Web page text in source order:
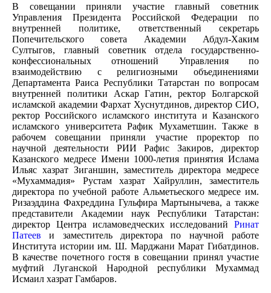
В совещании приняли участие главный советник
Управления Президента Российской Федерации по
внутренней политике, ответственный секретарь
Попечительского совета Академии Абдул-Хаким
Султыгов, главный советник отдела государственно-
конфессиональных отношений Управления по
взаимодействию с религиозными объединениями
Департамента Раиса Республики Татарстан по вопросам
внутренней политики Аскар Гатин, ректор Болгарской
исламской академии Фархат Хуснутдинов, директор СИО,
ректор Российского исламского института и Казанского
исламского университета Рафик Мухаметшин. Также в
рабочем совещании приняли участие проректор по
научной деятельности РИИ Рафис Закиров, директор
Казанского медресе Имени 1000-летия принятия Ислама
Ильяс хазрат Зиганшин, заместитель директора медресе
«Мухаммадия» Рустам хазрат Хайруллин, заместитель
директора по учебной работе Альметьеского медресе им.
Ризаэддина Фахреддина Гульфира Мартынычева, а также
представители Академии наук Республики Татарстан:
директор Центра исламоведческих исследований Ринат
Патеев
и заместитель директора по научной работе
Института истории им. Ш. Марджани Марат Гибатдинов.
В качестве почетного гостя в совещании принял участие
муфтий Луганской Народной республики Мухаммад
Исмаил хазрат Гамбаров.